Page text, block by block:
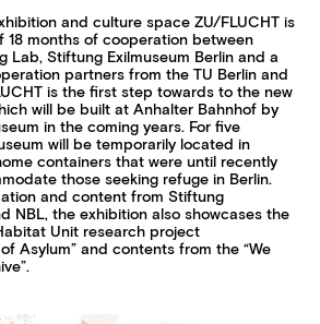
and culture space ZU/FLUCHT is
18 months of cooperation between
Lab, Stiftung Exilmuseum Berlin and a
partners from the TU Berlin and
is the first step towards to the new
will be built at Anhalter Bahnhof by
in the coming years. For five
will be temporarily located in
containers that were until recently
those seeking refuge in Berlin.
and content from Stiftung
NBL, the exhibition also showcases the
Unit research project
Asylum” and contents from the “We